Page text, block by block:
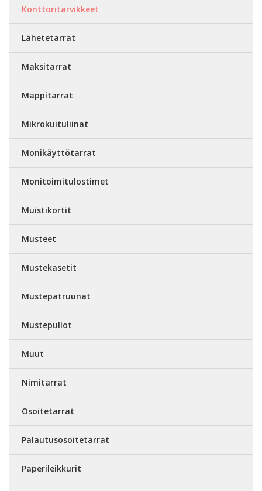
Konttoritarvikkeet
Lähetetarrat
Maksitarrat
Mappitarrat
Mikrokuituliinat
Monikäyttötarrat
Monitoimitulostimet
Muistikortit
Musteet
Mustekasetit
Mustepatruunat
Mustepullot
Muut
Nimitarrat
Osoitetarrat
Palautusosoitetarrat
Paperileikkurit